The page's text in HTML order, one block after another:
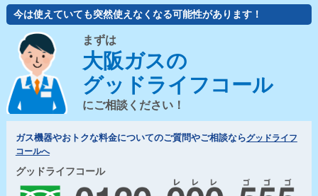
今は使えていても突然使えなくなる可能性があります！
まずは
大阪ガスの
グッドライフコール
にご相談ください！
ガス機器やおトクな料金についてのご質問やご相談ならグッドライフ
コールへ
グッドライフコール